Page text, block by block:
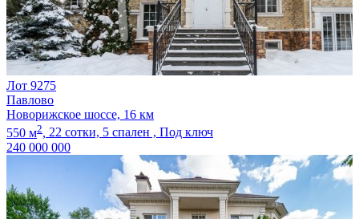
Лот 9275
Павлово
Новорижское шоссе, 16 км
550 м2, 22 сотки, 5 спален , Под ключ
240 000 000